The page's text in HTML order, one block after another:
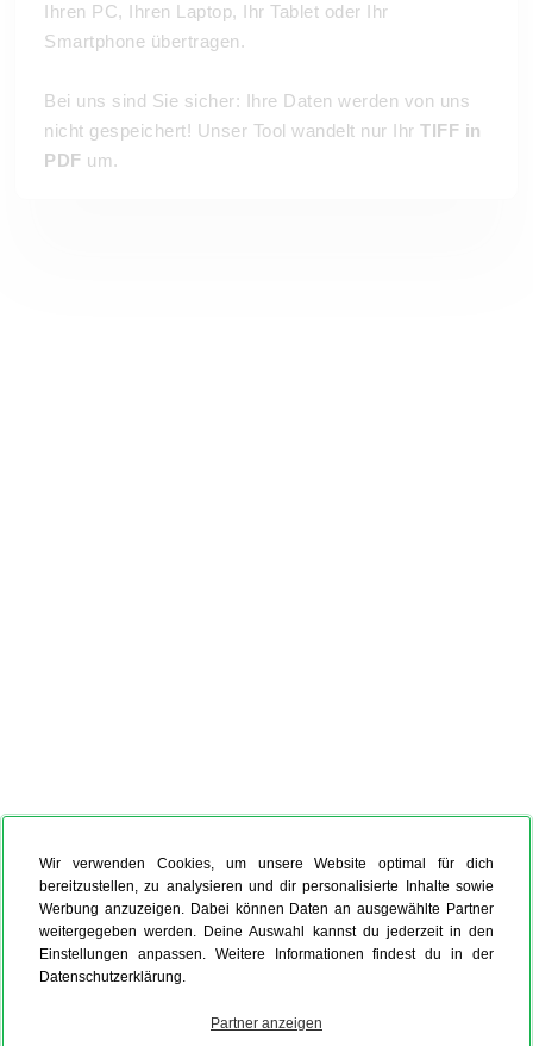
Wir verwenden Cookies, um unsere Website optimal für dich
bereitzustellen, zu analysieren und dir personalisierte Inhalte sowie
Werbung anzuzeigen. Dabei können Daten an ausgewählte Partner
weitergegeben werden. Deine Auswahl kannst du jederzeit in den
Einstellungen anpassen. Weitere Informationen findest du in der
Datenschutzerklärung.
Partner anzeigen
Ihren PC, Ihren Laptop, Ihr Tablet oder Ihr
Smartphone übertragen.
Bei uns sind Sie sicher: Ihre Daten werden von uns
nicht gespeichert! Unser Tool wandelt nur Ihr TIFF in
PDF um.